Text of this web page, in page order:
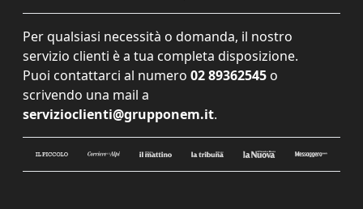
Per qualsiasi necessità o domanda, il nostro
servizio clienti è a tua completa disposizione.
Puoi contattarci al numero 02 89362545 o
scrivendo una mail a
servizioclienti@grupponem.it.